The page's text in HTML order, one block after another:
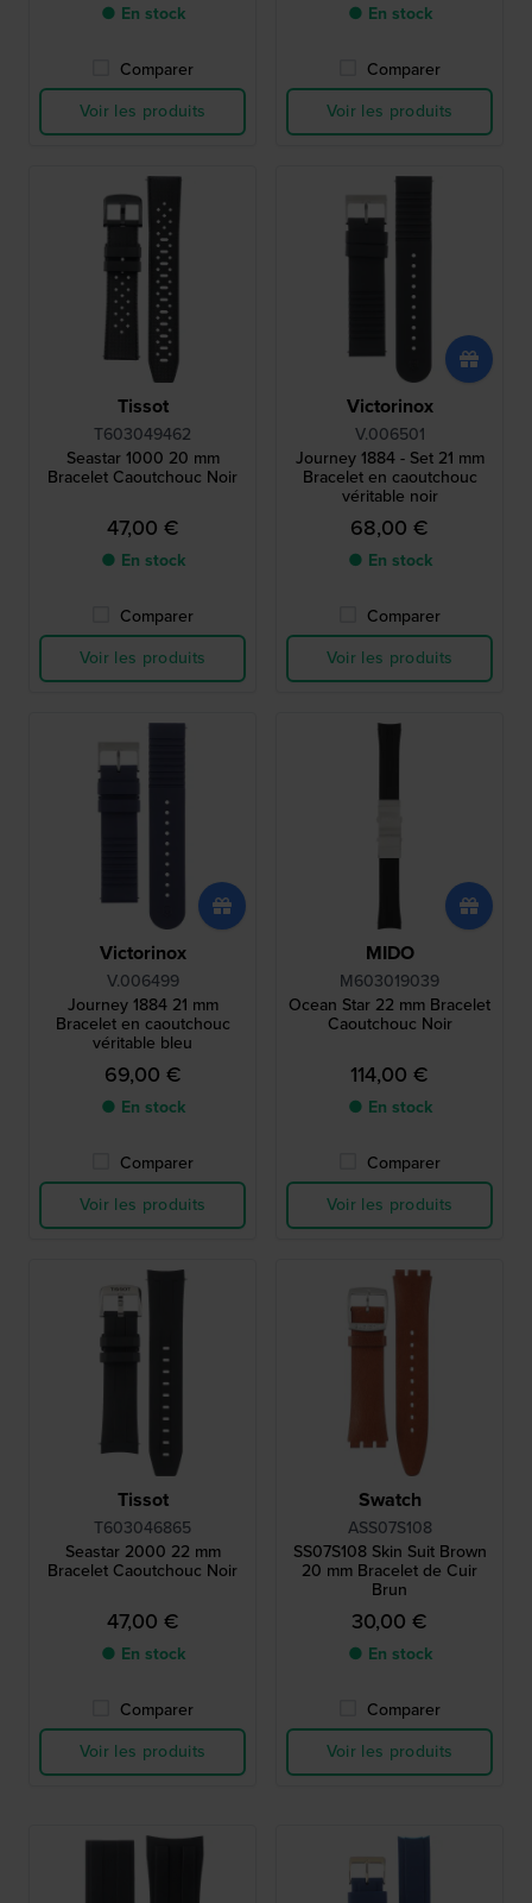
● En stock
Comparer
Voir les produits
● En stock
Comparer
Voir les produits
Tissot
T603049462
Seastar 1000 20 mm
Bracelet Caoutchouc Noir
47,00 €
● En stock
Comparer
Voir les produits
Victorinox
V.006501
Journey 1884 - Set 21 mm
Bracelet en caoutchouc
véritable noir
68,00 €
● En stock
Comparer
Voir les produits
Victorinox
V.006499
Journey 1884 21 mm
Bracelet en caoutchouc
véritable bleu
69,00 €
● En stock
Comparer
Voir les produits
MIDO
M603019039
Ocean Star 22 mm Bracelet
Caoutchouc Noir
114,00 €
● En stock
Comparer
Voir les produits
Tissot
T603046865
Seastar 2000 22 mm
Bracelet Caoutchouc Noir
47,00 €
● En stock
Comparer
Voir les produits
Swatch
ASS07S108
SS07S108 Skin Suit Brown
20 mm Bracelet de Cuir
Brun
30,00 €
● En stock
Comparer
Voir les produits